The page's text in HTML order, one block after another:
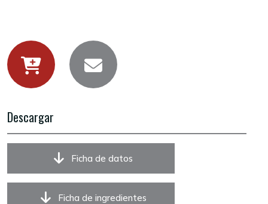
Descargar
Ficha de datos
Ficha de ingredientes